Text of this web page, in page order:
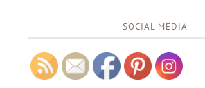
SOCIAL MEDIA